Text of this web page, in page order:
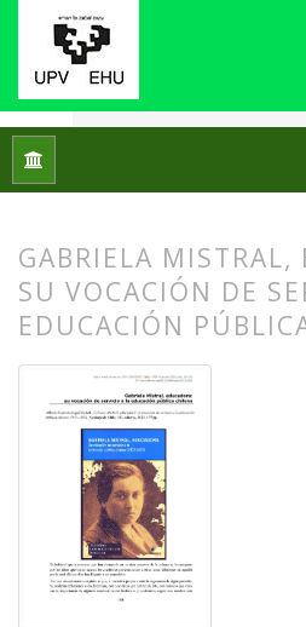
Inicio
GABRIELA MISTRAL,
SU VOCACIÓN DE
EDUCACIÓN